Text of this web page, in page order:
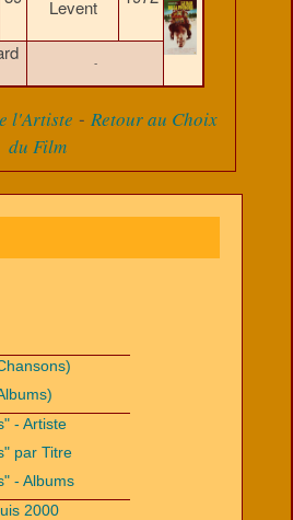
Levent
-
l'Artiste - Retour au Choix
du Film
- Artiste
par Titre
- Albums
2000